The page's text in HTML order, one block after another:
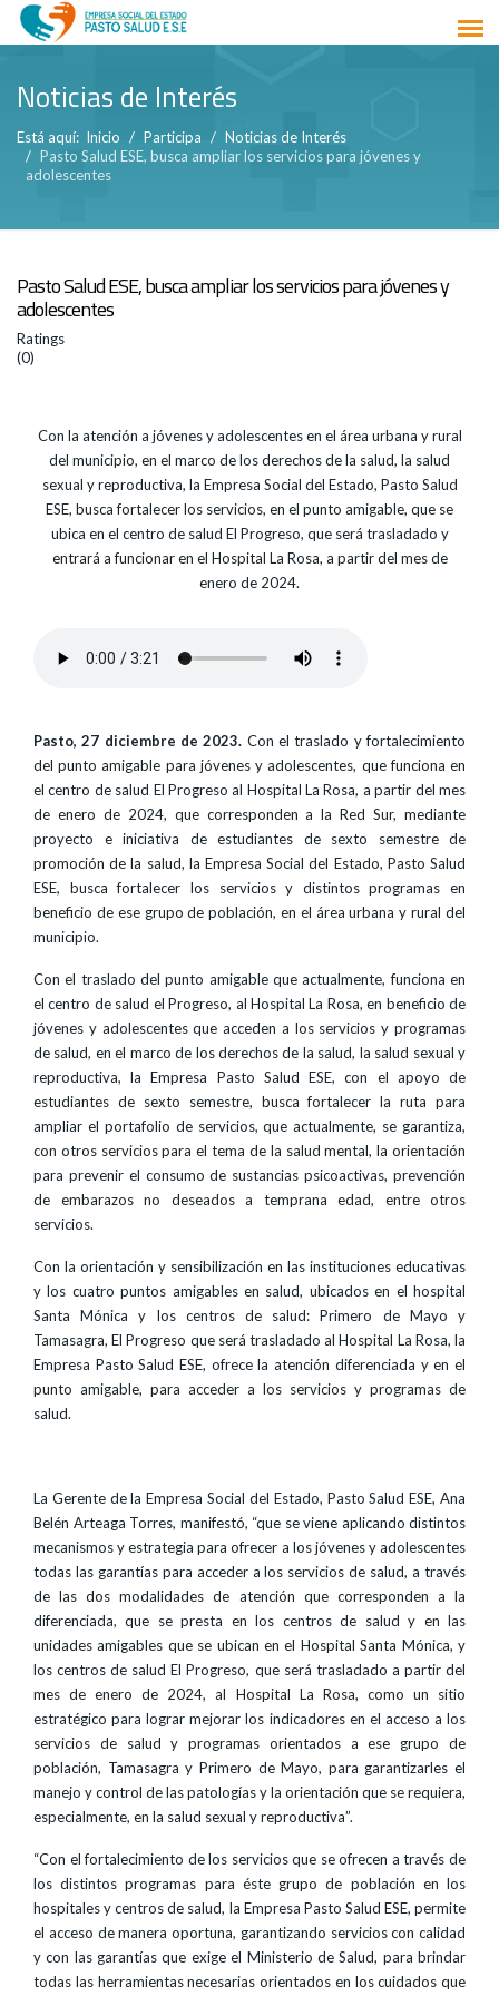
Noticias de Interés
Está aquí: Inicio Participa
Noticias de Interés
Pasto Salud ESE, busca ampliar los servicios para jóvenes y
adolescentes
Pasto Salud ESE, busca ampliar los servicios para jóvenes y
adolescentes
Ratings
(0)
Con la atención a jóvenes y adolescentes en el área urbana y rural
del municipio, en el marco de los derechos de la salud, la salud
sexual y reproductiva, la Empresa Social del Estado, Pasto Salud
ESE, busca fortalecer los servicios, en el punto amigable, que se
ubica en el centro de salud El Progreso, que será trasladado y
entrará a funcionar en el Hospital La Rosa, a partir del mes de
enero de 2024.
Pasto, 27 diciembre de 2023. Con el traslado y fortalecimiento
del punto amigable para jóvenes y adolescentes, que funciona en
el centro de salud El Progreso al Hospital La Rosa, a partir del mes
de enero de 2024, que corresponden a la Red Sur, mediante
proyecto e iniciativa de estudiantes de sexto semestre de
promoción de la salud, la Empresa Social del Estado, Pasto Salud
ESE, busca fortalecer los servicios y distintos programas en
beneficio de ese grupo de población, en el área urbana y rural del
municipio.
Con el traslado del punto amigable que actualmente, funciona en
el centro de salud el Progreso, al Hospital La Rosa, en beneficio de
jóvenes y adolescentes que acceden a los servicios y programas
de salud, en el marco de los derechos de la salud, la salud sexual y
reproductiva, la Empresa Pasto Salud ESE, con el apoyo de
estudiantes de sexto semestre, busca fortalecer la ruta para
ampliar el portafolio de servicios, que actualmente, se garantiza,
con otros servicios para el tema de la salud mental, la orientación
para prevenir el consumo de sustancias psicoactivas, prevención
de embarazos no deseados a temprana edad, entre otros
servicios.
Con la orientación y sensibilización en las instituciones educativas
y los cuatro puntos amigables en salud, ubicados en el hospital
Santa Mónica y los centros de salud: Primero de Mayo y
Tamasagra, El Progreso que será trasladado al Hospital La Rosa, la
Empresa Pasto Salud ESE, ofrece la atención diferenciada y en el
punto amigable, para acceder a los servicios y programas de
salud.
La Gerente de la Empresa Social del Estado, Pasto Salud ESE, Ana
Belén Arteaga Torres, manifestó, “que se viene aplicando distintos
mecanismos y estrategia para ofrecer a los jóvenes y adolescentes
todas las garantías para acceder a los servicios de salud, a través
de las dos modalidades de atención que corresponden a la
diferenciada, que se presta en los centros de salud y en las
unidades amigables que se ubican en el Hospital Santa Mónica, y
los centros de salud El Progreso, que será trasladado a partir del
mes de enero de 2024, al Hospital La Rosa, como un sitio
estratégico para lograr mejorar los indicadores en el acceso a los
servicios de salud y programas orientados a ese grupo de
población, Tamasagra y Primero de Mayo, para garantizarles el
manejo y control de las patologías y la orientación que se requiera,
especialmente, en la salud sexual y reproductiva”.
“Con el fortalecimiento de los servicios que se ofrecen a través de
los distintos programas para éste grupo de población en los
hospitales y centros de salud, la Empresa Pasto Salud ESE, permite
el acceso de manera oportuna, garantizando servicios con calidad
y con las garantías que exige el Ministerio de Salud, para brindar
todas las herramientas necesarias orientados en los cuidados que